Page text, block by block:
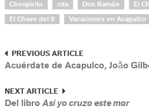
Chespirito cita Don Ramón El
El Chavo del 8 Vacaciones en Acapulco
PREVIOUS ARTICLE
Acuérdate de Acapulco, João
NEXT ARTICLE
Del libroAsí yo cruzo este mar